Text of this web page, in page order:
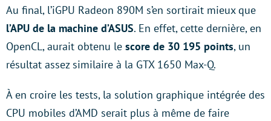
Au final, l’iGPU Radeon 890M s’en sortirait mieux que
l’APU de la machine d’ASUS. En effet, cette dernière, en
OpenCL, aurait obtenu le score de 30 195 points, un
résultat assez similaire à la GTX 1650 Max-Q.
À en croire les tests, la solution graphique intégrée des
CPU mobiles d’AMD serait plus à même de faire